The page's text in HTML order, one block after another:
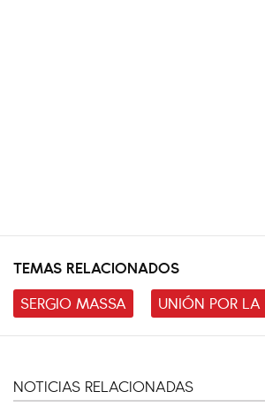
TEMAS RELACIONADOS
SERGIO MASSA
UNIÓN POR LA
NOTICIAS RELACIONADAS